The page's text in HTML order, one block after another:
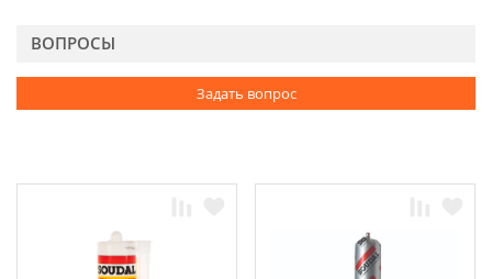
ВОПРОСЫ
Задать вопрос